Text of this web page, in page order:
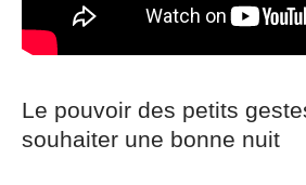
Le pouvoir des petits
souhaiter une bonne nuit